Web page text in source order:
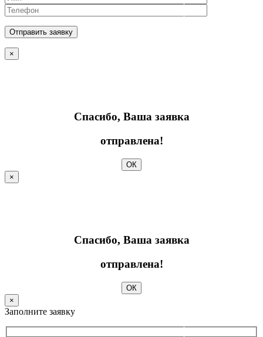
×
Спасибо, Ваша заявка
отправлена!
ОК
×
Спасибо, Ваша заявка
отправлена!
ОК
×
Заполните заявку